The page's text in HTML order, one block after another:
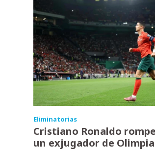
Eliminatorias
Cristiano Ronaldo
un exjugador de Olimpia